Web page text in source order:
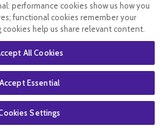
performance cookies show us how you
functional cookies remember your
help us share relevant content.
All Cookies
Accept Essential
Settings